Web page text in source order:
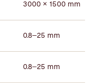
3000 × 1500 mm
0.8–25 mm
0.8–25 mm